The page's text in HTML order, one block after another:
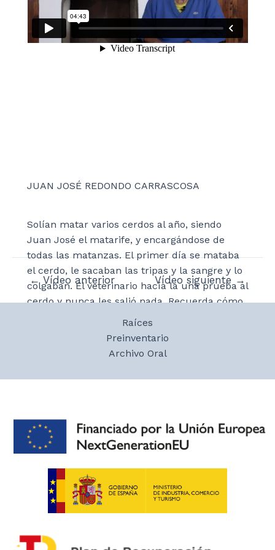
JUAN JOSÉ REDONDO CARRASCOSA
Solían matar varios cerdos al año, siendo
Juan José el matarife, y encargándose de
todas las matanzas. El primer día se mataba
el cerdo, le sacaban las tripas y la sangre y lo
colgaban. El veterinario hacía la una prueba al
cerdo y nunca les salió nada. Recuerda cómo
preparaban los chorizos y los salchichones,
echaban el pimentón y la sal a ojo. De los
cerdos también debían pagar las requisas al
Navegación
←Vídeo anterior Vídeo siguiente →
Raíces
Preinventario
Archivo Oral